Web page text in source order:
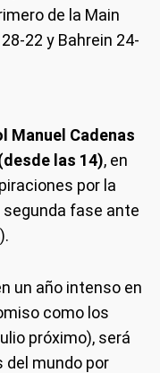
de la Main
22 y Bahrein 24-
Manuel Cadenas
las 14), en
por la
segunda fase ante
un año intenso en
como los
próximo), será
mundo por